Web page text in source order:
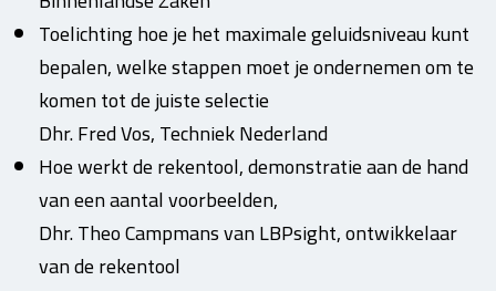
Toelichting hoe je het maximale geluidsniveau kunt
bepalen, welke stappen moet je ondernemen om te
komen tot de juiste selectie
Dhr. Fred Vos, Techniek Nederland
Hoe werkt de rekentool, demonstratie aan de hand
van een aantal voorbeelden,
Dhr. Theo Campmans van LBPsight, ontwikkelaar
van de rekentool